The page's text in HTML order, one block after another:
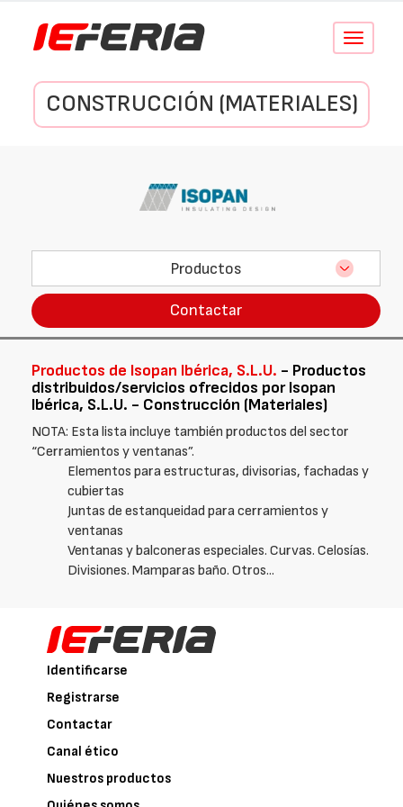
Conmutar
CONSTRUCCIÓN (MATERIALES)
Productos
Contactar
Productos de Isopan Ibérica, S.L.U. - Productos
distribuidos/servicios ofrecidos por Isopan
Ibérica, S.L.U. - Construcción (Materiales)
NOTA: Esta lista incluye también productos del sector
“Cerramientos y ventanas”.
Elementos para estructuras, divisorias, fachadas y
cubiertas
Juntas de estanqueidad para cerramientos y
ventanas
Ventanas y balconeras especiales. Curvas. Celosías.
Divisiones. Mamparas baño. Otros...
Identificarse
Registrarse
Contactar
Canal ético
Nuestros productos